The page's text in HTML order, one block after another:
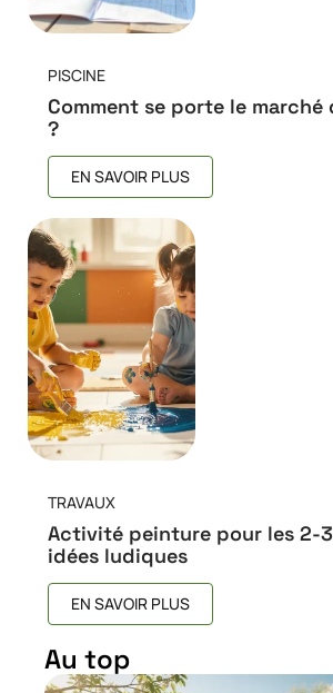
PISCINE
Comment se porte le marché
?
EN SAVOIR PLUS
TRAVAUX
Activité peinture pour les 2-3
idées ludiques
EN SAVOIR PLUS
Au top